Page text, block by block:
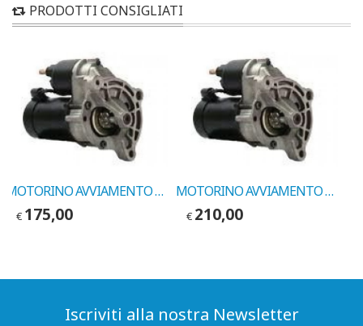
PRODOTTI CONSIGLIATI
MOTORINO AVVIAMENTO FORD ESCORT-FIESTA 1985->1998 COD.MARELLI 943251459
€ 175,00
MOTORINO AVVIAMENTO FORD ESCORT-MONDEO-ORION 1993->2004 COD.VALEO 438063
€ 210,00
Iscriviti alla nostra Newsletter